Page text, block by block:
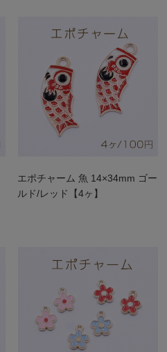
エポチャーム 魚 14×34mm ゴー
ルド/レッド【4ヶ】